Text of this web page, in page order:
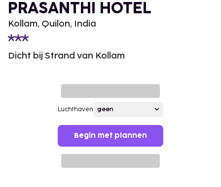
PRASANTHI HOTEL
Kollam, Quilon, India
Dicht bij Strand van Kollam
Luchthaven
Begin met plannen